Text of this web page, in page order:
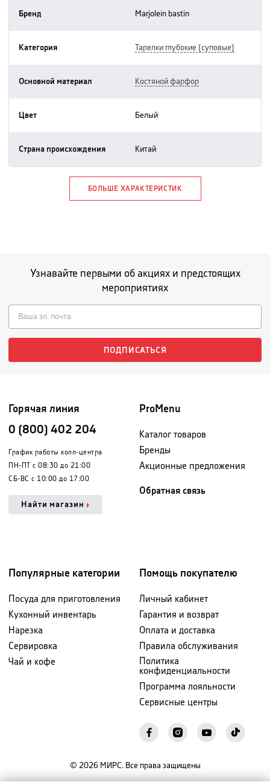
Бренд marjolein bastin
Категория тарелки глубокие (суповые)
Основной материал костяной фарфор
Цвет белый
Страна происхождения китай
БОЛЬШЕ ХАРАКТЕРИСТИК
Узнавайте первыми об акциях и предстоящих
мероприятиях
ПОДПИСАТЬСЯ
Горячая линия
0 (800) 402 204
График работы колл-центра
ПН-ПТ с 08:30 до 21:00
СБ-ВС с 10:00 до 17:00
Найти магазин
ProMenu
Каталог товаров
Бренды
Акционные предложения
Обратная связь
Популярные категории
Посуда для приготовления
Кухонный инвентарь
Нарезка
Сервировка
Чай и кофе
Помощь покупателю
Личный кабинет
Гарантия и возврат
Оплата и доставка
Правила обслуживания
Политика
конфиденциальности
Программа лояльности
Сервисные центры
© 2026 МИРС. Все права защищены